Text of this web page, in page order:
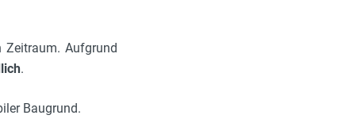
Zeitraum. Aufgrund
.
Baugrund.